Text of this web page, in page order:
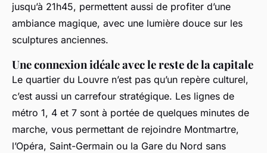
jusqu’à 21h45, permettent aussi de profiter d’une
ambiance magique, avec une lumière douce sur les
sculptures anciennes.
Une connexion idéale avec le reste de la capitale
Le quartier du Louvre n’est pas qu’un repère culturel,
c’est aussi un carrefour stratégique. Les lignes de
métro 1, 4 et 7 sont à portée de quelques minutes de
marche, vous permettant de rejoindre Montmartre,
l’Opéra, Saint-Germain ou la Gare du Nord sans